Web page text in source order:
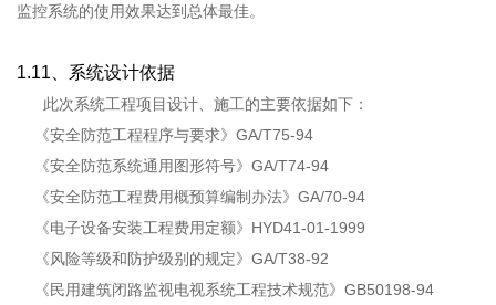
监控系统的使用效果达到总体最佳。
1.11、系统设计依据
此次系统工程项目设计、施工的主要依据如下：
《安全防范工程程序与要求》GA/T75-94
《安全防范系统通用图形符号》GA/T74-94
《安全防范工程费用概预算编制办法》GA/70-94
《电子设备安装工程费用定额》HYD41-01-1999
《风险等级和防护级别的规定》GA/T38-92
《民用建筑闭路监视电视系统工程技术规范》GB50198-94